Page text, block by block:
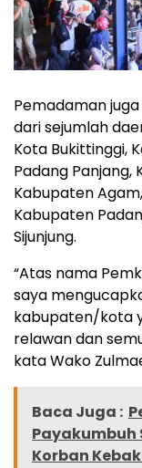
Pemadaman
dari sejumlah
Kota Bukittinggi,
Padang Panjang,
Kabupaten
Kabupaten
Sijunjung.
“Atas nama
saya
kabupaten/kota
relawan dan
kata Wako
Baca Juga :
Korban